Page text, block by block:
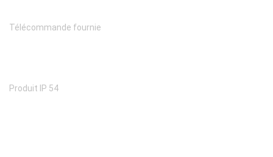
Télécommande fournie
Produit IP 54